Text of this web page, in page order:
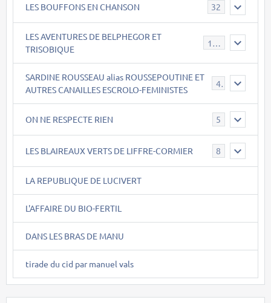
LES BOUFFONS EN CHANSON 32
LES AVENTURES DE BELPHEGOR ET
TRISOBIQUE
147
SARDINE ROUSSEAU alias ROUSSEPOUTINE ET
AUTRES CANAILLES ESCROLO-FEMINISTES
40
ON NE RESPECTE RIEN 5
LES BLAIREAUX VERTS DE LIFFRE-CORMIER 8
LA REPUBLIQUE DE LUCIVERT
L'AFFAIRE DU BIO-FERTIL
DANS LES BRAS DE MANU
tirade du cid par manuel vals